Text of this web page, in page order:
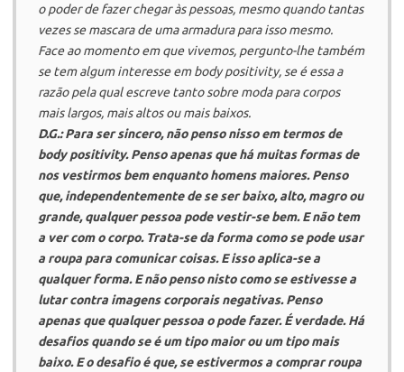
o poder de fazer chegar às pessoas, mesmo quando tantas
vezes se mascara de uma armadura para isso mesmo.
Face ao momento em que vivemos, pergunto-lhe também
se tem algum interesse embody positivity, se é essa a
razão pela qual escreve tanto sobre moda para corpos
mais largos, mais altos ou mais baixos.
D.G.: Para ser sincero, não penso nisso em termos de
body positivity. Penso apenas que há muitas formas de
nos vestirmos bem enquanto homens maiores. Penso
que, independentemente de se ser baixo, alto, magro ou
grande, qualquer pessoa pode vestir-se bem. E não tem
a ver com o corpo. Trata-se da forma como se pode usar
a roupa para comunicar coisas. E isso aplica-se a
qualquer forma. E não penso nisto como se estivesse a
lutar contra imagens corporais negativas. Penso
apenas que qualquer pessoa o pode fazer. É verdade. Há
desafios quando se é um tipo maior ou um tipo mais
baixo. E o desafio é que, se estivermos a comprar roupa